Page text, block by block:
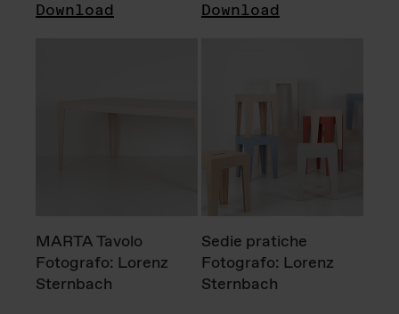
Download Download
MARTA Tavolo
Fotografo: Lorenz
Sternbach
Sedie pratiche
Fotografo: Lorenz
Sternbach